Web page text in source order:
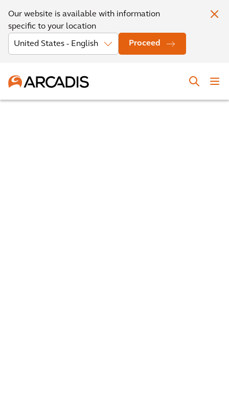
Our website is available with information
specific to your location
Proceed